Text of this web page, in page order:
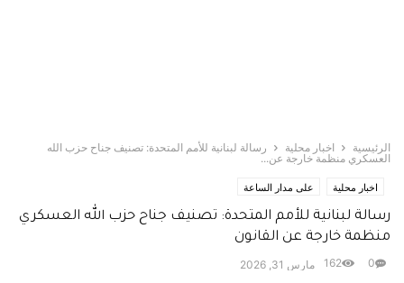
الرئيسية اخبار محلية
رسالة لبنانية للأمم المتحدة: تصنيف جناح حزب الله
العسكري منظمة خارجة عن...
اخبار محلية على مدار الساعة
رسالة لبنانية للأمم المتحدة: تصنيف جناح حزب الله العسكري
منظمة خارجة عن القانون
مارس 31, 2026 0
162